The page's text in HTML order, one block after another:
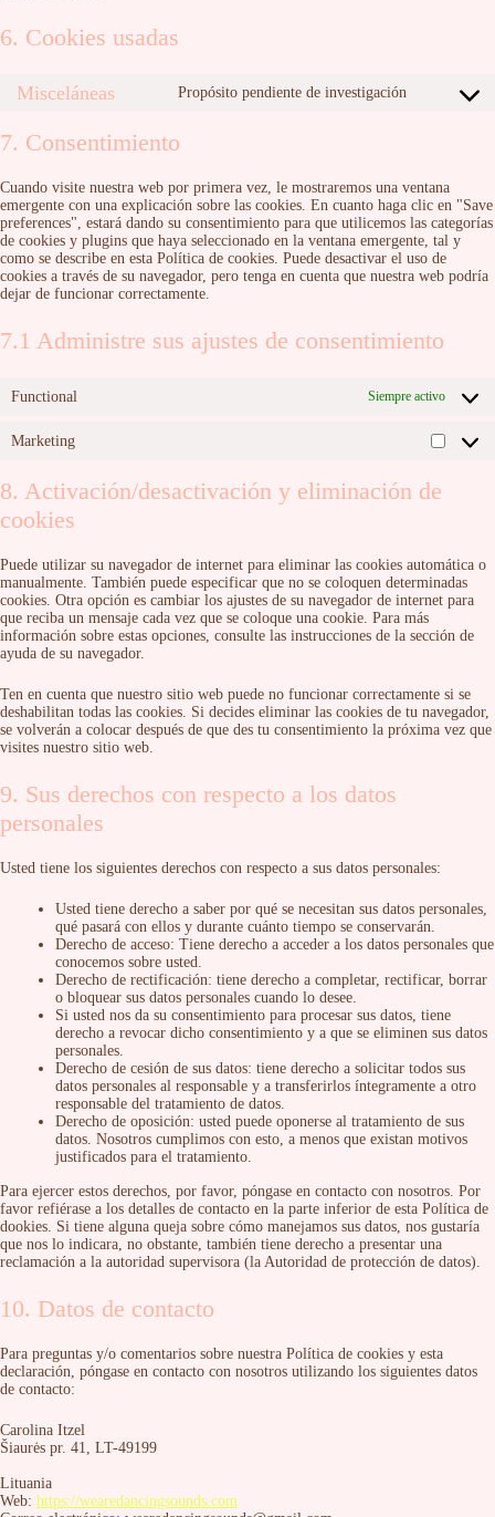
6. Cookies usadas
Misceláneas Propósito pendiente de investigación
Consent
7. Consentimiento
Cuando visite nuestra web por primera vez, le mostraremos una ventana
emergente con una explicación sobre las cookies. En cuanto haga clic en "Save
preferences", estará dando su consentimiento para que utilicemos las categorías
de cookies y plugins que haya seleccionado en la ventana emergente, tal y
como se describe en esta Política de cookies. Puede desactivar el uso de
cookies a través de su navegador, pero tenga en cuenta que nuestra web podría
dejar de funcionar correctamente.
7.1 Administre sus ajustes de consentimiento
Functional Siempre activo
Marketing
8. Activación/desactivación y eliminación de
cookies
Puede utilizar su navegador de internet para eliminar las cookies automática o
manualmente. También puede especificar que no se coloquen determinadas
cookies. Otra opción es cambiar los ajustes de su navegador de internet para
que reciba un mensaje cada vez que se coloque una cookie. Para más
información sobre estas opciones, consulte las instrucciones de la sección de
ayuda de su navegador.
Ten en cuenta que nuestro sitio web puede no funcionar correctamente si se
deshabilitan todas las cookies. Si decides eliminar las cookies de tu navegador,
se volverán a colocar después de que des tu consentimiento la próxima vez que
visites nuestro sitio web.
9. Sus derechos con respecto a los datos
personales
Usted tiene los siguientes derechos con respecto a sus datos personales:
Usted tiene derecho a saber por qué se necesitan sus datos personales,
qué pasará con ellos y durante cuánto tiempo se conservarán.
Derecho de acceso: Tiene derecho a acceder a los datos personales que
conocemos sobre usted.
Derecho de rectificación: tiene derecho a completar, rectificar, borrar
o bloquear sus datos personales cuando lo desee.
Si usted nos da su consentimiento para procesar sus datos, tiene
derecho a revocar dicho consentimiento y a que se eliminen sus datos
personales.
Derecho de cesión de sus datos: tiene derecho a solicitar todos sus
datos personales al responsable y a transferirlos íntegramente a otro
responsable del tratamiento de datos.
Derecho de oposición: usted puede oponerse al tratamiento de sus
datos. Nosotros cumplimos con esto, a menos que existan motivos
justificados para el tratamiento.
Para ejercer estos derechos, por favor, póngase en contacto con nosotros. Por
favor refiérase a los detalles de contacto en la parte inferior de esta Política de
dookies. Si tiene alguna queja sobre cómo manejamos sus datos, nos gustaría
que nos lo indicara, no obstante, también tiene derecho a presentar una
reclamación a la autoridad supervisora (la Autoridad de protección de datos).
10. Datos de contacto
Para preguntas y/o comentarios sobre nuestra Política de cookies y esta
declaración, póngase en contacto con nosotros utilizando los siguientes datos
de contacto:
Carolina Itzel
Šiaurės pr. 41, LT-49199
Lituania
Web: https://wearedancingsounds.com